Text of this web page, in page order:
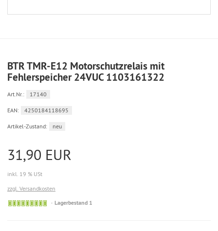
BTR TMR-E12 Motorschutzrelais mit
Fehlerspeicher 24VUC 1103161322
Art.Nr.: 17140
EAN: 4250184118695
Artikel-Zustand: neu
31,90 EUR
inkl. 19 % USt
zzgl. Versandkosten
Lagerbestand 1